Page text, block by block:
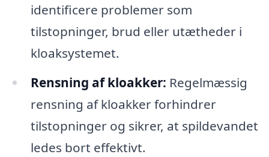
identificere problemer som
tilstopninger, brud eller utætheder i
kloaksystemet.
Rensning af kloakker: Regelmæssig
rensning af kloakker forhindrer
tilstopninger og sikrer, at spildevandet
ledes bort effektivt.